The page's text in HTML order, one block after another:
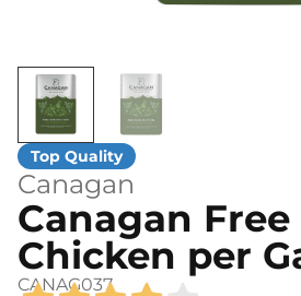
Canagan
Canagan Free
Chicken per
CANAG037